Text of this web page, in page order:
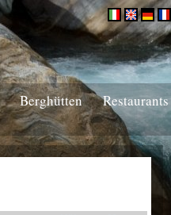
Berghütten
Restaurants